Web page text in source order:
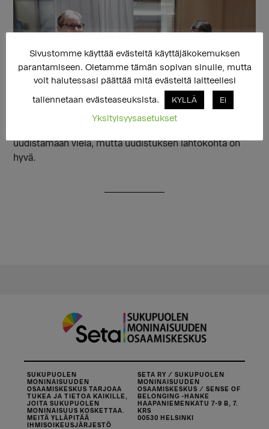
uudistamaan vielä, mutta uudistuksen lähtökohta on
hyvä.
SUKUPUOLEN
MONINAISUUDEN
OSAAMISKESKUS TARJOAA
TUKEA JA TIETOA KAIKILLE,
JOITA SUKUPUOLEN
MONINAISUUS KOSKETTAA.
MEITÄ YLLÄPITÄÄ
IHMISOIKEUSJÄRJESTÖ
SETA RY / SUKUPUOLEN
MONINAISUUDEN
OSAAMISKESKUS / SENSE OF
BELONGING -HANKE
HAAPANIEMENKATU 7-9 B, 7.
KRS
00530 HELSINKI
Sivustomme käyttää evästeitä käyttäjäkokemuksen
parantamiseen. Oletamme tämän sopivan sinulle, mutta
voit halutessasi päättää mitä evästeitä laitteellesi
tallennetaan evästeaseuksista. KYLLÄ Ei
Yksityisyysasetukset